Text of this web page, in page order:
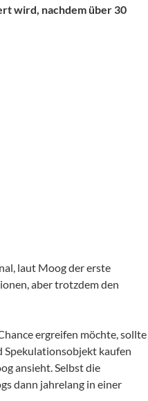
wird, nachdem über 30
laut Moog der erste
aber trotzdem den
ergreifen möchte, sollte
Spekulationsobjekt kaufen
ansieht. Selbst die
dann jahrelang in einer